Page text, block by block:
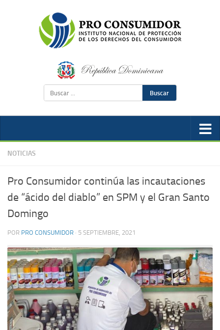
Buscar
NOTICIAS
Pro Consumidor continúa las incautaciones
de “ácido del diablo” en SPM y el Gran Santo
Domingo
POR PRO CONSUMIDOR · 5 SEPTIEMBRE, 2021